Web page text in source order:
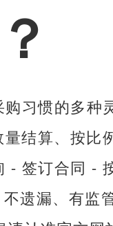
习惯的多种
结算、按比
签订合同 -
不遗漏、有监